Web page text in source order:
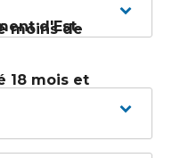
moins de
d'Est
18 mois et